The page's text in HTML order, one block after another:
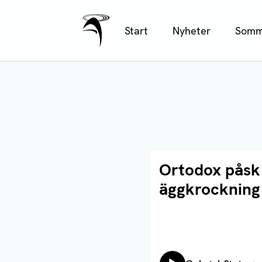
Ålands Radio & TV
Start Nyheter
Ortodox
Läs artikel